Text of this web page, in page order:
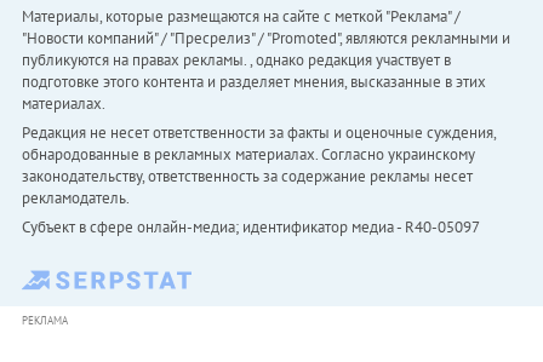
Материалы, которые размещаются на сайте с меткой "Реклама" /
"Новости компаний" / "Пресрелиз" / "Promoted", являются рекламными и
публикуются на правах рекламы. , однако редакция участвует в
подготовке этого контента и разделяет мнения, высказанные в этих
материалах.
Редакция не несет ответственности за факты и оценочные суждения,
обнародованные в рекламных материалах. Согласно украинскому
законодательству, ответственность за содержание рекламы несет
рекламодатель.
Субъект в сфере онлайн-медиа; идентификатор медиа - R40-05097
РЕКЛАМА